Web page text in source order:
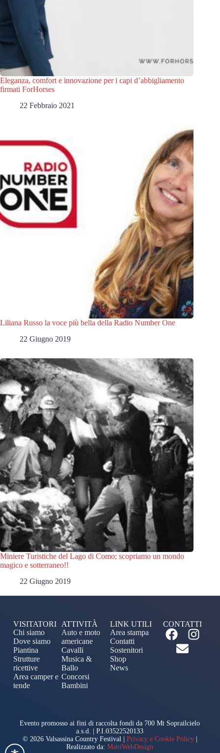
Eleganza, comfort e innovazione per i capi d’abbigliamento
firmati ForHorses
22 Febbraio 2021
Liliana Russo la voce più bella della Radio Number One
22 Giugno 2019
Miniere Turistiche del Lago di Como; scopriamo un mondo
magico e sotterraneo!!
22 Giugno 2019
VISITATORI
Chi siamo
Dove siamo
Piantina
Strutture
ricettive
Area camper e
tende
ATTIVITÀ
Auto e moto
americane
Cavalli
Musica &
Ballo
Concorsi
Bambini
LINK UTILI
Area stampa
Contatti
Sostenitori
Shop
News
CONTATTI
Evento promosso ai fini di raccolta fondi da 700 Mt Soprailcielo
a.s.d. | P.I.03522520133
© 2026 Valsassina Country Festival | Privacy e Cookie Policy|
Realizzato da:MattiWebDesign